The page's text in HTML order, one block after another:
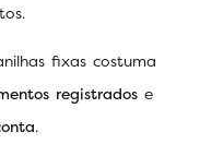
fixas costuma
registrados e
.